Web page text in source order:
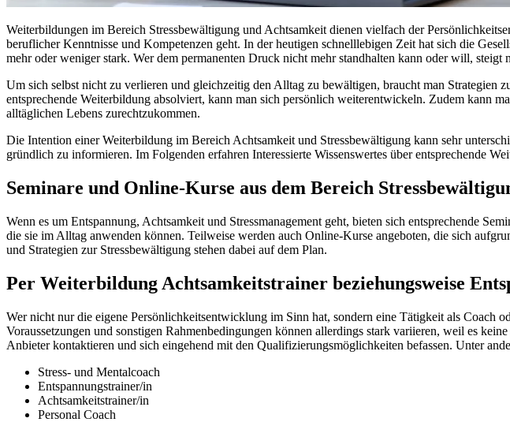
Weiterbildungen im Bereich Stressbewältigung und Achtsamkeit dienen vielfach der
beruflicher Kenntnisse und Kompetenzen geht. In der heutigen schnelllebigen Zeit hat sich die
mehr oder weniger stark. Wer dem permanenten Druck nicht mehr standhalten kann oder will,
Um sich selbst nicht zu verlieren und gleichzeitig den Alltag zu bewältigen, braucht man
entsprechende Weiterbildung absolviert, kann man sich persönlich weiterentwickeln. Zudem kann
alltäglichen Lebens zurechtzukommen.
Die Intention einer Weiterbildung im Bereich Achtsamkeit und Stressbewältigung kann sehr
gründlich zu informieren. Im Folgenden erfahren Interessierte Wissenswertes über entsprechende
Seminare und Online-Kurse aus dem Bereich
Wenn es um Entspannung, Achtsamkeit und Stressmanagement geht, bieten sich entsprechende
die sie im Alltag anwenden können. Teilweise werden auch Online-Kurse angeboten, die sich
und Strategien zur Stressbewältigung stehen dabei auf dem Plan.
Per Weiterbildung Achtsamkeitstrainer beziehungsweise
Wer nicht nur die eigene Persönlichkeitsentwicklung im Sinn hat, sondern eine Tätigkeit als Coach
Voraussetzungen und sonstigen Rahmenbedingungen können allerdings stark variieren, weil es
Anbieter kontaktieren und sich eingehend mit den Qualifizierungsmöglichkeiten befassen. Unter
Stress- und Mentalcoach
Entspannungstrainer/in
Achtsamkeitstrainer/in
Personal Coach